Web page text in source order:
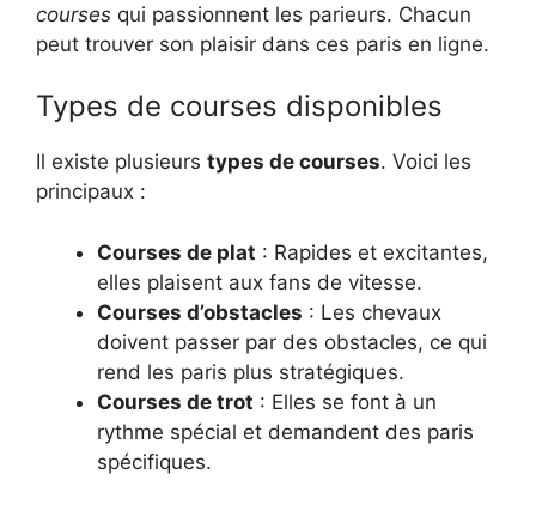
courses qui passionnent les parieurs. Chacun
peut trouver son plaisir dans ces paris en ligne.
Types de courses disponibles
Il existe plusieurs types de courses. Voici les
principaux :
Courses de plat : Rapides et excitantes,
elles plaisent aux fans de vitesse.
Courses d’obstacles : Les chevaux
doivent passer par des obstacles, ce qui
rend les paris plus stratégiques.
Courses de trot : Elles se font à un
rythme spécial et demandent des paris
spécifiques.